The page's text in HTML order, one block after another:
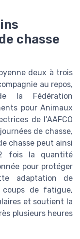
chasse
deux à trois
au repos,
la Fédération
pour Animaux
de l’AAFCO
de chasse,
chasse peut ainsi
fois la quantité
pour protéger
adaptation de
coups de fatigue,
et soutient la
plusieurs heures